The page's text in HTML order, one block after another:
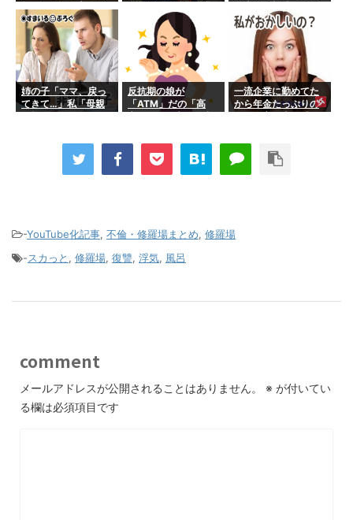
んか食えるか！臭
い！」なぜ匂いを自
身につけたがるの
か？→話し合いをす
ると、嫁の過去のト
ラウマがそうさせて
いた…
血で倒れて、嫁父に
俺が殴られた→俺
「だから肉とか野菜
食えって！」嫁「嫌
いなものを食べさせ
るのはDV」俺「」→
キチ修羅場に。
た。当日、会場行っ
たら席がない。何故
か私達をずーっと睨
んでる上司奥…どう
いう事？？
姉の子「ママ、戻っ
てきて…」私「母親
→沈黙する姉の子の
表情が忘れられな
反抗期の娘が
「ATM」だの「高
レ、悪口や悪態を始
めた。面白いから俺
も妻も子供以上にグ
一流企業に勤めてた
から年金たっぷりの
三昧。将来のために
無駄遣いは控えて欲
しいと言ってやりた
-YouTube化記事, 不倫・修羅場まとめ, 修羅場
-スカっと , 修羅場, 復讐, 浮気, 風呂
comment
メールアドレスが公開されることはありません。 ※ が付いてい
る欄は必須項目です